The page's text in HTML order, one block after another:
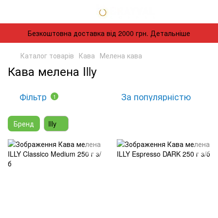
Безкоштовна доставка від 2000 грн. Детальніше
Каталог товарів Кава Мелена кава
Кава мелена Illy
Фільтр 1 За популярністю
Бренд Illy